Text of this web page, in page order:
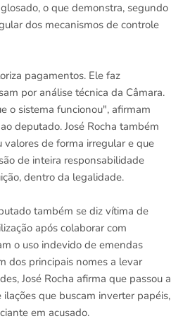
o que demonstra, segundo
dos mecanismos de controle
pagamentos. Ele faz
por análise técnica da Câmara.
o sistema funcionou", afirmam
deputado. José Rocha também
valores de forma irregular e que
de inteira responsabilidade
dentro da legalidade.
também se diz vítima de
após colaborar com
o uso indevido de emendas
dos principais nomes a levar
José Rocha afirma que passou a
que buscam inverter papéis,
em acusado.